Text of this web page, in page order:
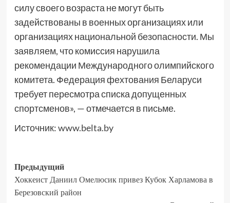
силу своего возраста не могут быть
задействованы в военных организациях или
организациях национальной безопасности. Мы
заявляем, что комиссия нарушила
рекомендации Международного олимпийского
комитета. Федерация фехтования Беларуси
требует пересмотра списка допущенных
спортсменов», — отмечается в письме.
Источник:www.belta.by
Предыдущий
Хоккеист Даниил Омелюсик привез Кубок Харламова в
Березовский район